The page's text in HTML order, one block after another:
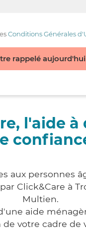
Conditions Générales
rappelé aujourd'hui
l'aide
aux personnes
Click&Care à
Multien.
aide
votre cadre de